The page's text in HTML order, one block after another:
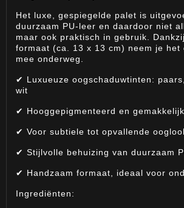
Het luxe, gespiegelde palet is
duurzaam PU-leer en daardoor niet
maar ook praktisch in gebruik.
formaat (ca. 13 x 13 cm) neem je het
mee onderweg.
✔ Luxueuze oogschaduwtinten:
wit
✔ Hooggepigmenteerd en
✔ Voor subtiele tot opvallende
✔ Stijlvolle behuizing van duurzaam
✔ Handzaam formaat, ideaal voor
Ingrediënten: